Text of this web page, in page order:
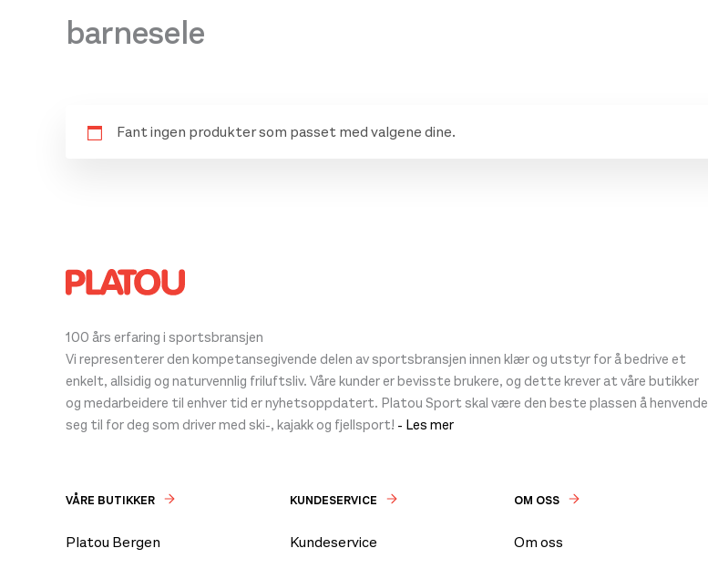
barnesele
Fant ingen produkter som passet med valgene dine.
100 års erfaring i sportsbransjen
Vi representerer den kompetansegivende delen av sportsbransjen innen klær og utstyr for å bedrive et
enkelt, allsidig og naturvennlig friluftsliv. Våre kunder er bevisste brukere, og dette krever at våre butikker
og medarbeidere til enhver tid er nyhetsoppdatert. Platou Sport skal være den beste plassen å henvende
seg til for deg som driver med ski-, kajakk og fjellsport! - Les mer
VÅRE BUTIKKER
Platou Bergen
KUNDESERVICE
Kundeservice
OM OSS
Om oss